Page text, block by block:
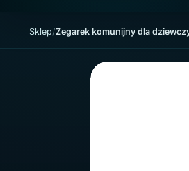
Sklep Zegarek komunijny dla